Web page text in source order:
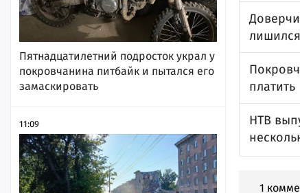
Пятнадцатилетний подросток украл у
покровчанина питбайк и пытался его
замаскировать
11:09
платить
НТВ
1